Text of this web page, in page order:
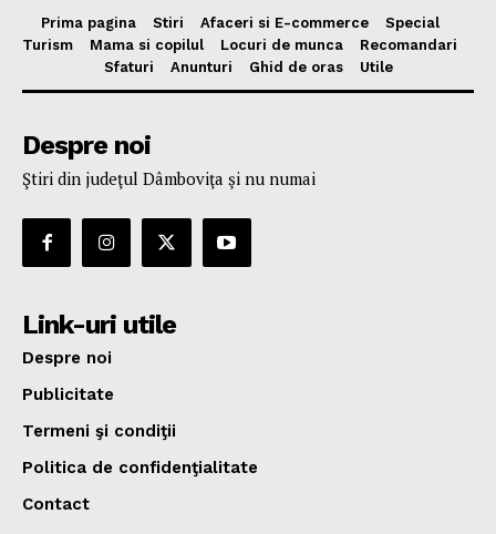
Prima pagina Stiri Afaceri si E-commerce
Special
Turism
Mama si copilul Locuri de munca
Recomandari
Sfaturi
Anunturi Ghid de oras Utile
Despre noi
Ştiri din judeţul Dâmboviţa şi nu numai
Link-uri utile
Despre noi
Publicitate
Termeni şi condiţii
Politica de confidenţialitate
Contact